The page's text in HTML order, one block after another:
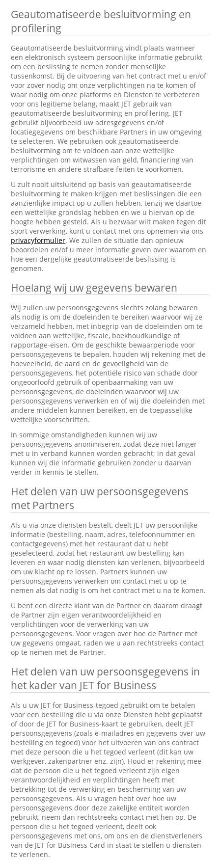
Geautomatiseerde besluitvorming en
profilering
Geautomatiseerde besluitvorming vindt plaats wanneer
een elektronisch systeem persoonlijke informatie gebruikt
om een beslissing te nemen zonder menselijke
tussenkomst. Bij de uitvoering van het contract met u en/of
voor zover nodig om onze verplichtingen na te komen of
waar nodig om onze platforms en Diensten te verbeteren
voor ons legitieme belang, maakt JET gebruik van
geautomatiseerde besluitvorming en profilering. JET
gebruikt bijvoorbeeld uw adresgegevens en/of
locatiegegevens om beschikbare Partners in uw omgeving
te selecteren. We gebruiken ook geautomatiseerde
besluitvorming om te voldoen aan onze wettelijke
verplichtingen om witwassen van geld, financiering van
terrorisme en andere strafbare feiten te voorkomen.
U zult nooit uitsluitend op basis van geautomatiseerde
besluitvorming te maken krijgen met beslissingen die een
aanzienlijke impact op u zullen hebben, tenzij we daartoe
een wettelijke grondslag hebben en we u hiervan op de
hoogte hebben gesteld. Als u bezwaar wilt maken tegen dit
soort verwerking, kunt u contact met ons opnemen via ons
privacyformulier. We zullen de situatie dan opnieuw
beoordelen en/of u meer informatie geven over waarom en
hoe een dergelijke geautomatiseerde beslissing is
genomen.
Hoelang wij uw gegevens bewaren
Wij zullen uw persoonsgegevens slechts zolang bewaren
als nodig is om de doeleinden te bereiken waarvoor wij ze
verzameld hebben, met inbegrip van de doeleinden om te
voldoen aan wettelijke, fiscale, boekhoudkundige of
rapportage-eisen. Om de geschikte bewaarperiode voor
persoonsgegevens te bepalen, houden wij rekening met de
hoeveelheid, de aard en de gevoeligheid van de
persoonsgegevens, het potentiële risico van schade door
ongeoorloofd gebruik of openbaarmaking van uw
persoonsgegevens, de doeleinden waarvoor wij uw
persoonsgegevens verwerken en of wij die doeleinden met
andere middelen kunnen bereiken, en de toepasselijke
wettelijke voorschriften.
In sommige omstandigheden kunnen wij uw
persoonsgegevens anonimiseren, zodat deze niet langer
met u in verband kunnen worden gebracht; in dat geval
kunnen wij die informatie gebruiken zonder u daarvan
verder in kennis te stellen.
Het delen van uw persoonsgegevens
met Partners
Als u via onze diensten bestelt, deelt JET uw persoonlijke
informatie (bestelling, naam, adres, telefoonnummer en
contactgegevens) met het restaurant dat u hebt
geselecteerd, zodat het restaurant uw bestelling kan
leveren en waar nodig diensten kan verlenen, bijvoorbeeld
om uw klacht op te lossen. Partners kunnen uw
persoonsgegevens verwerken om contact met u op te
nemen als dat nodig is om het contract met u na te komen.
U bent een directe klant van de Partner en daarom draagt
de Partner zijn eigen verantwoordelijkheid en
verplichtingen voor de verwerking van uw
persoonsgegevens. Voor vragen over hoe de Partner met
uw gegevens omgaat, raden we u aan rechtstreeks contact
op te nemen met de Partner.
Het delen van uw persoonsgegevens in
het kader van JET for Business
Als u uw JET for Business-tegoed gebruikt om te betalen
voor een bestelling die u via onze Diensten hebt geplaatst
of door de JET for Business-kaart te gebruiken, deelt JET
persoonsgegevens (zoals e-mailadres en gegevens over uw
bestelling en tegoed) voor het uitvoeren van ons contract
met deze persoon die u het tegoed verleent (dit kan uw
werkgever, zakenpartner enz. zijn). Houd er rekening mee
dat de persoon die u het tegoed verleent zijn eigen
verantwoordelijkheid en verplichtingen heeft met
betrekking tot de verwerking en bescherming van uw
persoonsgegevens. Als u vragen hebt over hoe uw
persoonsgegevens door deze zakelijke entiteit worden
gebruikt, neem dan rechtstreeks contact met hen op. De
persoon die u het tegoed verleent, deelt ook
persoonsgegevens met ons, om ons en de dienstverleners
van de JET for Business Card in staat te stellen u diensten
te verlenen.